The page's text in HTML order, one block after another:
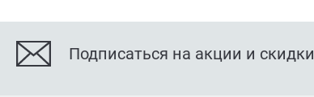
Подписаться на акции и скидки